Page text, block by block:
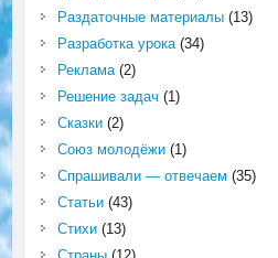
Раздаточные материалы(13)
Разработка урока(34)
Реклама(2)
Решение задач (1)
Сказки(2)
Союз молодёжи(1)
Спрашивали — отвечаем (35)
Статьи(43)
Стихи(13)